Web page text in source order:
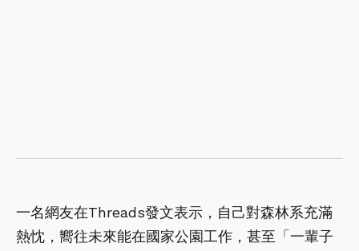
一名網友在Threads發文表示，自己對森林系充滿
熱忱，嚮往未來能在國家公園工作，甚至「一輩子